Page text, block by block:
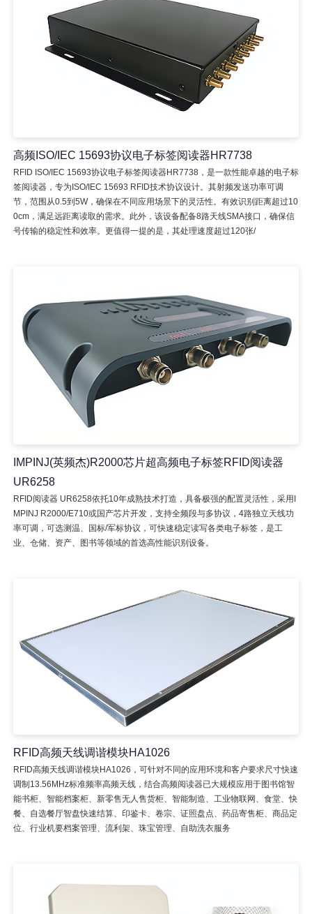
高频ISO/IEC 15693协议电子标签阅读器HR7738
RFID ISO/IEC 15693协议电子标签阅读器HR7738，是一款性能卓越的电子标
签阅读器，专为ISO/IEC 15693 RFID技术协议设计。其射频发送功率可调
节，范围从0.5到5W，确保在不同应用场景下的灵活性。有效识别距离超过10
0cm，满足远距离读取的需求。此外，该设备配备8路天线SMA接口，确保信
号传输的稳定性和效率。更值得一提的是，其处理速度超过120张/
IMPINJ(英频杰)R2000芯片超高频电子标签RFID阅读器
UR6258
RFID阅读器 UR6258依托10年成熟技术打造，具备极强的配置灵活性，采用I
MPINJ R2000/E710或国产芯片开发，支持全频段与多协议，4路独立天线功
率可调，可选测温、国标/军标协议，可快速稳定读写各类电子标签，是工
业、仓储、资产、图书等领域的首选高性能识别设备。
RFID高频天线调谐模块HA1026
RFID高频天线调谐模块HA1026，可针对不同的应用环境和客户要求尺寸快速
调制13.56MHz标准频率高频天线，结合高频阅读器已大规模应用于图书馆智
能书柜、智能档案柜、新零售无人售货柜、智能制造、工业物联网、食堂、快
餐、自选餐厅智盘快速结算、印鉴卡、卷宗、证照盘点、药品寄售柜、商品定
位、行业机要档案管理、流利架、珠宝管理、自助洗衣服务